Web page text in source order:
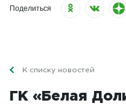
Поделиться
К списку новостей
ГК «Белая